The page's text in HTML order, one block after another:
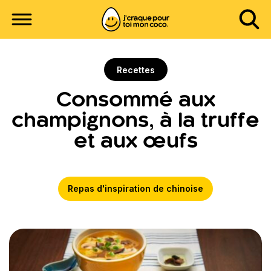
Recettes
Consommé aux
champignons, à la truffe
et aux œufs
Repas d'inspiration de chinoise